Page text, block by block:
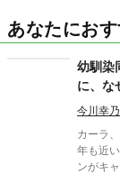
あなたにお
幼馴染
に、な
今川幸乃
カーラ
年も近
ンがキ